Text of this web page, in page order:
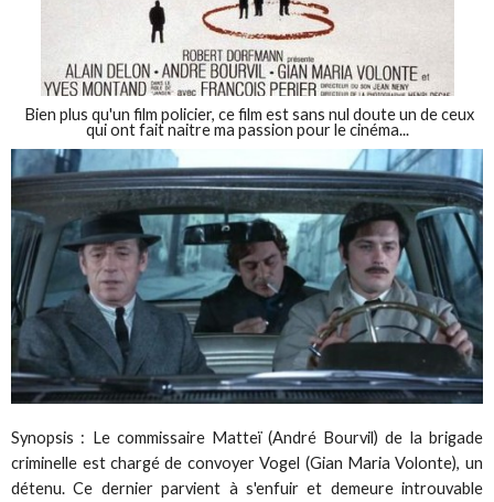
Bien plus qu'un film policier, ce film est sans nul doute un de ceux
qui ont fait naitre ma passion pour le cinéma...
Synopsis : Le commissaire Matteï (André Bourvil) de la brigade
criminelle est chargé de convoyer Vogel (Gian Maria Volonte), un
détenu. Ce dernier parvient à s'enfuir et demeure introuvable